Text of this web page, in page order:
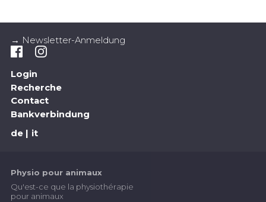
→ Newsletter-Anmeldung
Login
Recherche
Contact
Bankverbindung
de
it
Physio pour animaux
Qu'est-ce que la physiothérapie
pour animaux